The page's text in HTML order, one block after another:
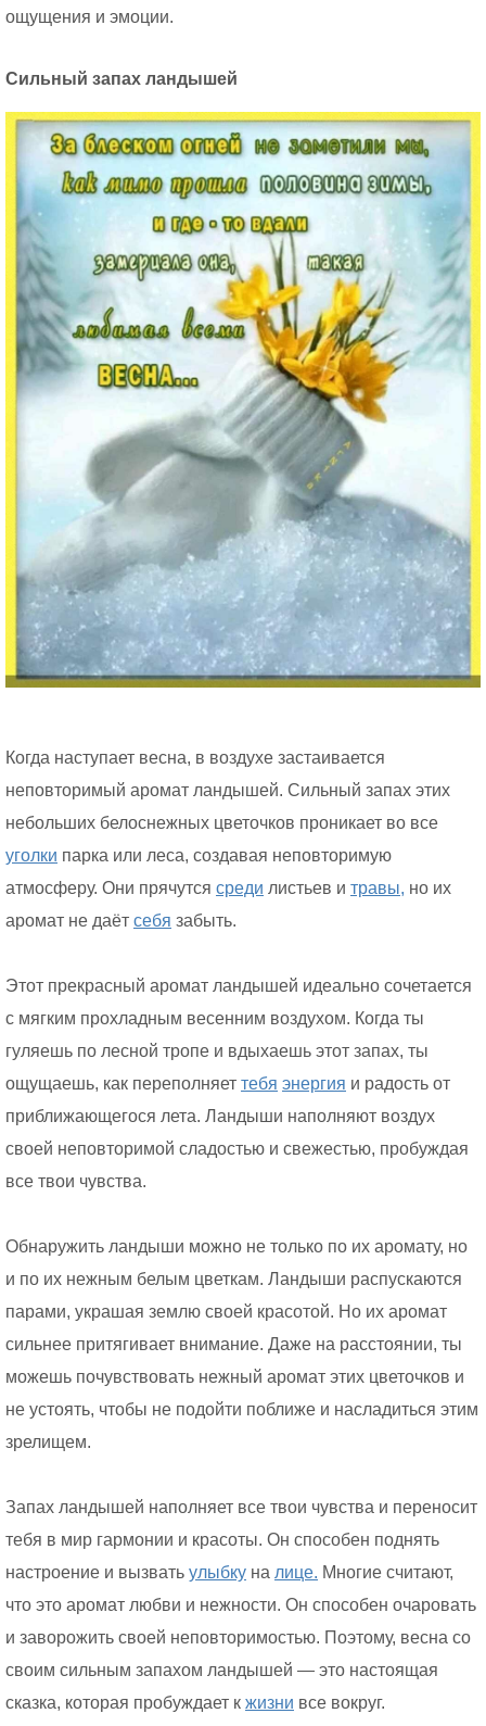
ощущения и эмоции.
Сильный запах ландышей
Когда наступает весна, в воздухе застаивается
неповторимый аромат ландышей. Сильный запах этих
небольших белоснежных цветочков проникает во все
уголки парка или леса, создавая неповторимую
атмосферу. Они прячутся среди листьев и травы, но их
аромат не даёт себя забыть.
Этот прекрасный аромат ландышей идеально сочетается
с мягким прохладным весенним воздухом. Когда ты
гуляешь по лесной тропе и вдыхаешь этот запах, ты
ощущаешь, как переполняет тебя энергия и радость от
приближающегося лета. Ландыши наполняют воздух
своей неповторимой сладостью и свежестью, пробуждая
все твои чувства.
Обнаружить ландыши можно не только по их аромату, но
и по их нежным белым цветкам. Ландыши распускаются
парами, украшая землю своей красотой. Но их аромат
сильнее притягивает внимание. Даже на расстоянии, ты
можешь почувствовать нежный аромат этих цветочков и
не устоять, чтобы не подойти поближе и насладиться этим
зрелищем.
Запах ландышей наполняет все твои чувства и переносит
тебя в мир гармонии и красоты. Он способен поднять
настроение и вызвать улыбку на лице. Многие считают,
что это аромат любви и нежности. Он способен очаровать
и заворожить своей неповторимостью. Поэтому, весна со
своим сильным запахом ландышей — это настоящая
сказка, которая пробуждает к жизни все вокруг.